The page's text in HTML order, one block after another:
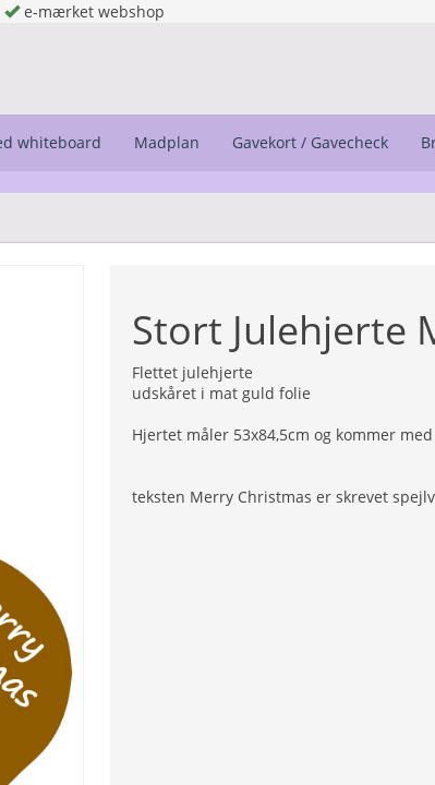
e-mærket webshop
whiteboard Madplan Gavekort / Gavecheck
Stort Julehjerte
Flettet julehjerte
udskåret i mat guld folie
Hjertet måler 53x84,5cm og kommer
teksten Merry Christmas er skrevet